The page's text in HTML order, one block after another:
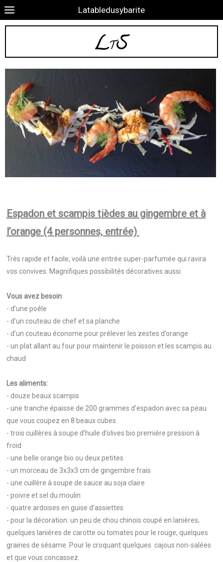
Latabledusybarite
LTS
Espadon et scampis tièdes au gingembre et à
l’orange (4 personnes, entrée)
Très rapide et facile, voilà une entrée super-parfumée qui ravira
vos convives. Magnifiques possibilités décoratives aussi.
Vous avez besoin:
- d’une poêle
- d’un couteau de chef et sa planche
- d’un couteau économe pour prélever les zestes d’orange
- un plat allant au four pour maintenir le poisson et les scampis au
chaud
Les aliments:
- douze beaux scampis
- une tranche épaisse de 200 grammes d’espadon avec sa peau
que vous coupez en 8 beaux cubes.
- trois cuillères à soupe d’huile d’olives bio première pression à
froid
- une belle orange bio ou deux petites
- un morceau de 3x3x3 cm de gingembre frais
- une cuillère à soupe de sauce au soja claire
- poivre et sel du moulin
- quatre ardoises en guise d’assiettes
- pour la décoration: un peu de chou chinois coupé en lanières,
quelques lanières de carotte ou tomates pour le rouge, quelques
graines de sésame. Pour le croquant quelques cajous non-salées
et que vous concassez.